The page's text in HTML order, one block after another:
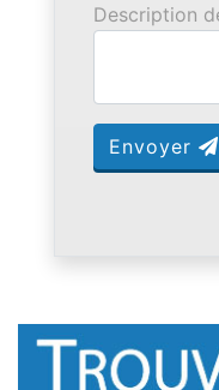
Description
Envoyer